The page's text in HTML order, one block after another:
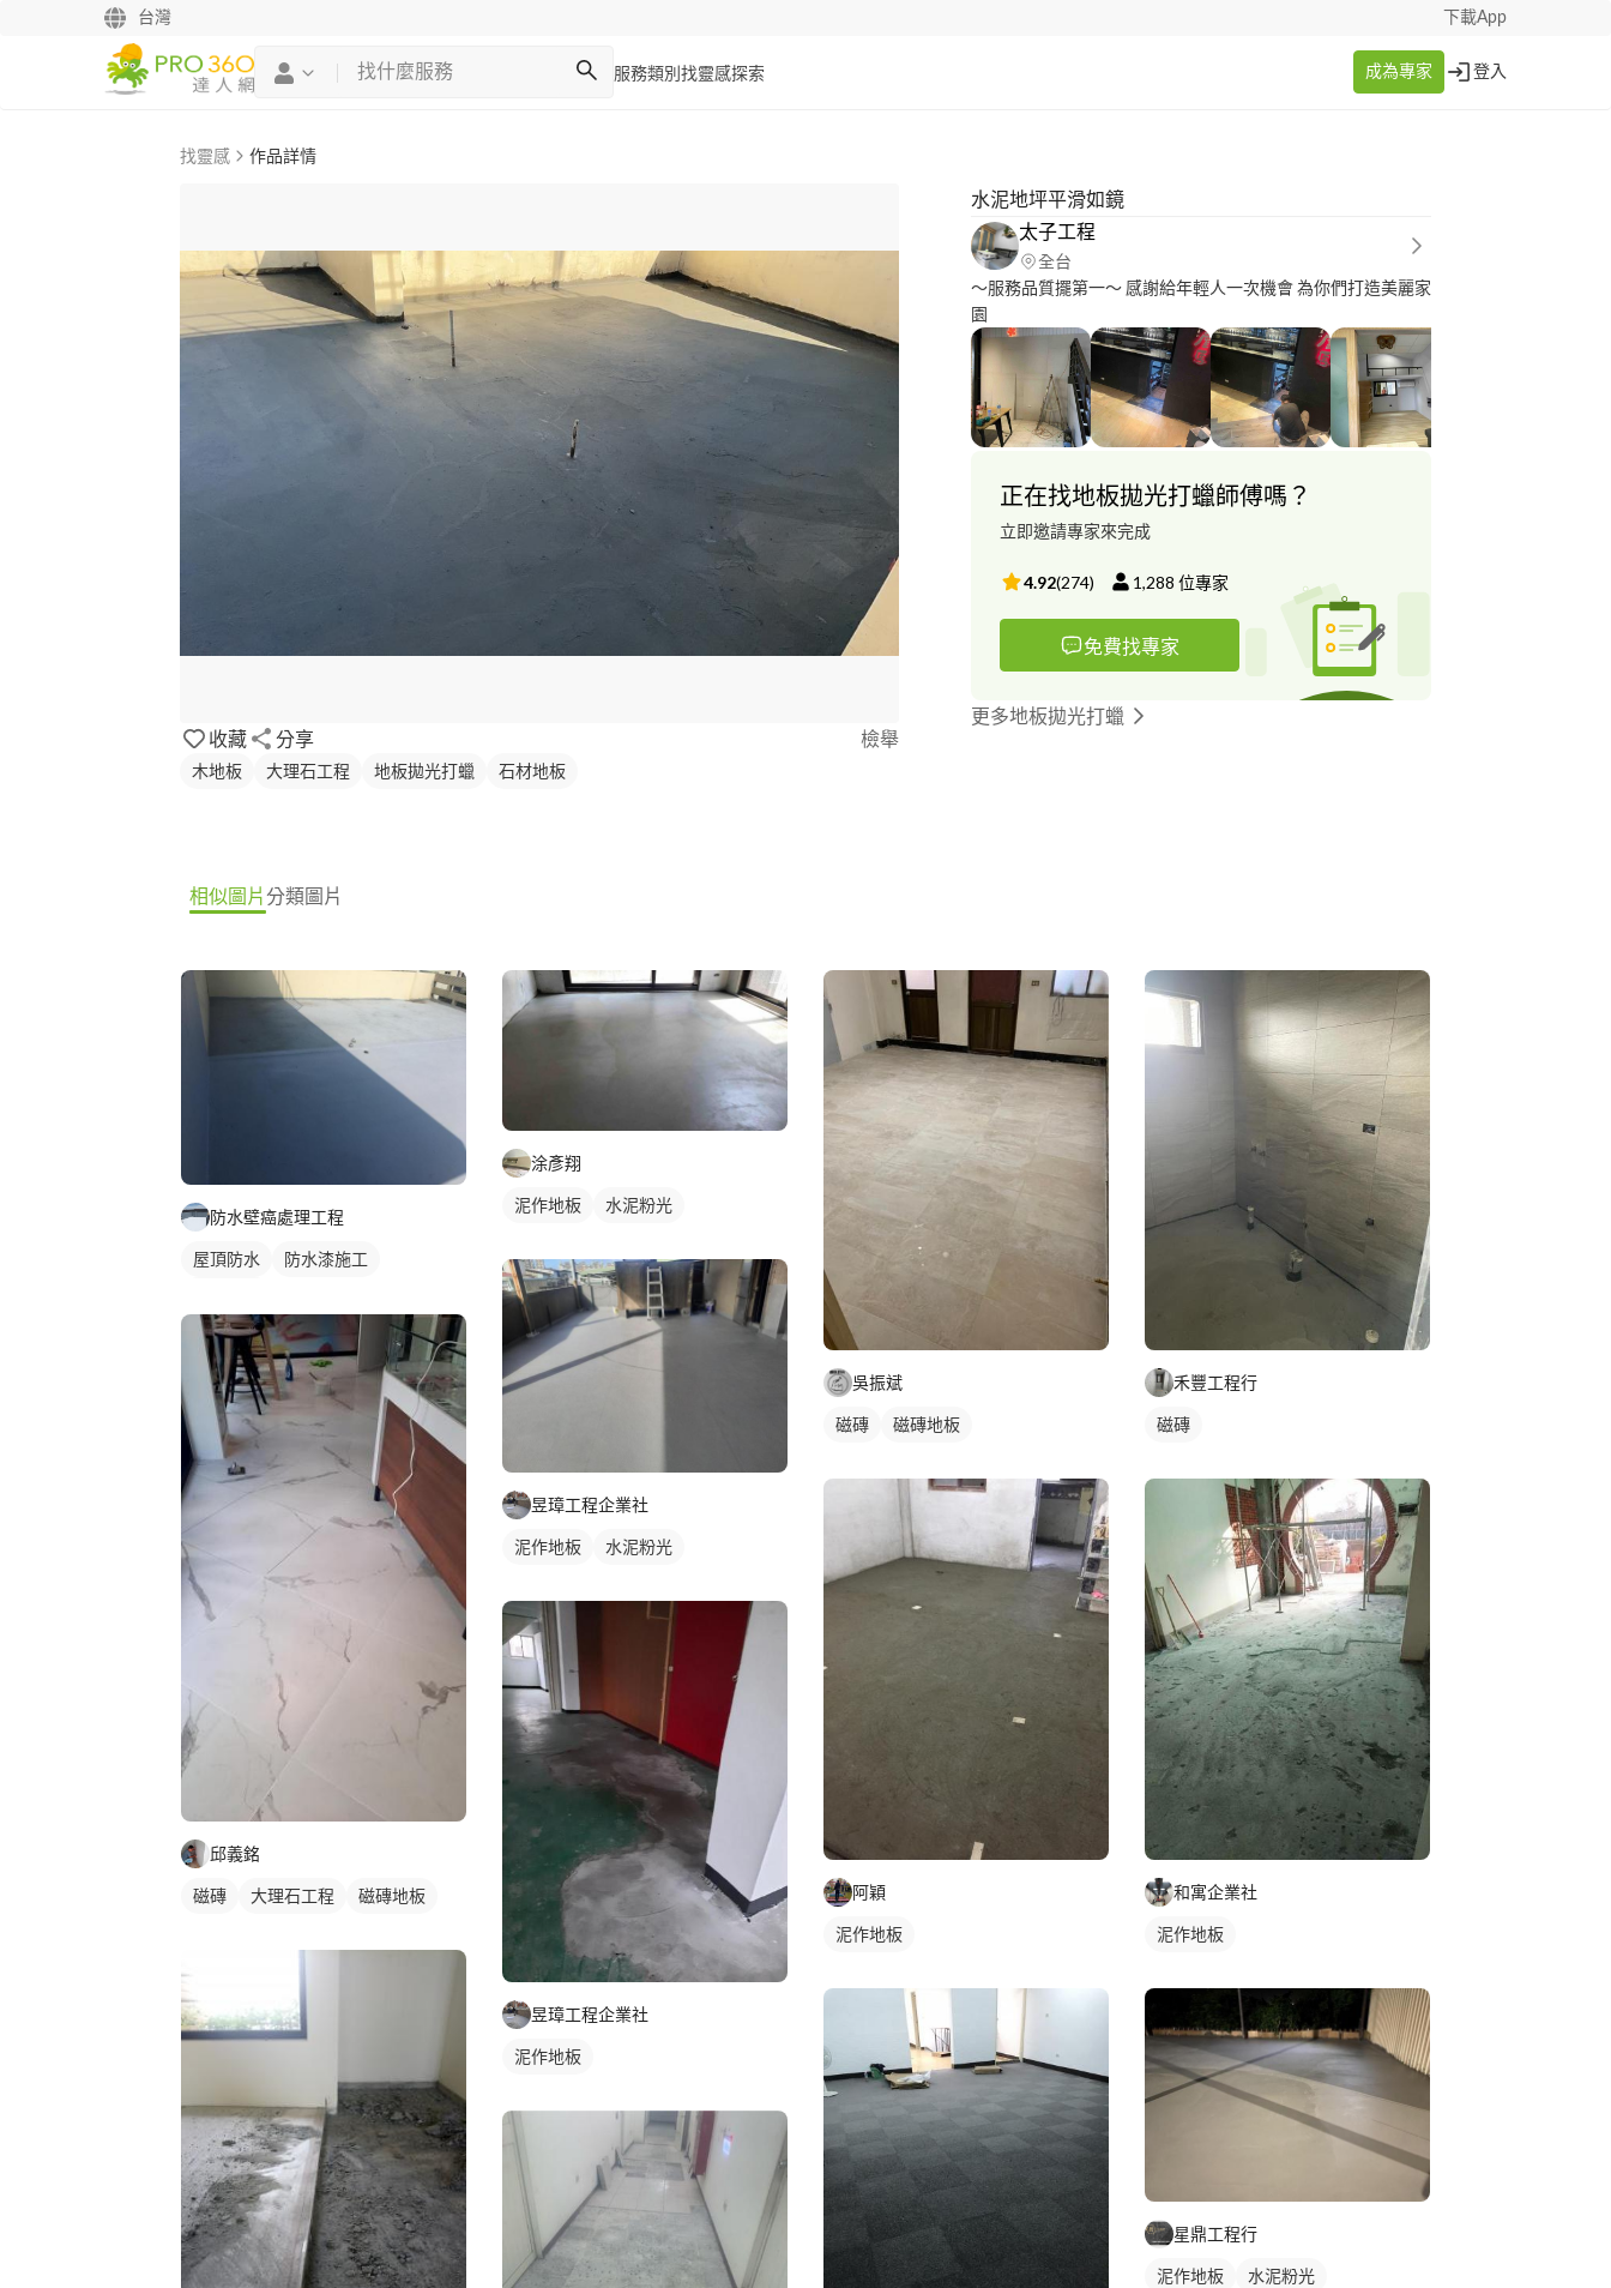
台灣 下載App
服務類別 找靈感探索 成為專家 登入
找靈感 作品詳情
收藏 分享 檢舉
木地板 大理石工程 地板拋光打蠟 石材地板
水泥地坪平滑如鏡
太子工程
全台
～服務品質擺第一～ 感謝給年輕人一次機會 為你們打造美麗家
園
正在找地板拋光打蠟師傅嗎？
立即邀請專家來完成
4.92(274) 1,288 位專家
免費找專家
更多地板拋光打蠟
相似圖片分類圖片
防水壁癌處理工程
屋頂防水
防水漆施工
邱義銘
磁磚 大理石工程 磁磚地板
涂彥翔
泥作地板 水泥粉光
昱璋工程企業社
泥作地板 水泥粉光
昱璋工程企業社
泥作地板
吳振斌
磁磚 磁磚地板
阿穎
泥作地板
禾豐工程行
磁磚
和寓企業社
泥作地板
星鼎工程行
泥作地板 水泥粉光